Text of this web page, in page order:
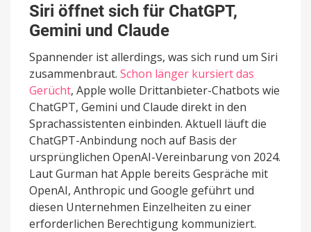
Siri öffnet sich für ChatGPT,
Gemini und Claude
Spannender ist allerdings, was sich rund um Siri
zusammenbraut. Schon länger kursiert das
Gerücht, Apple wolle Drittanbieter-Chatbots wie
ChatGPT, Gemini und Claude direkt in den
Sprachassistenten einbinden. Aktuell läuft die
ChatGPT-Anbindung noch auf Basis der
ursprünglichen OpenAI-Vereinbarung von 2024.
Laut Gurman hat Apple bereits Gespräche mit
OpenAI, Anthropic und Google geführt und
diesen Unternehmen Einzelheiten zu einer
erforderlichen Berechtigung kommuniziert.